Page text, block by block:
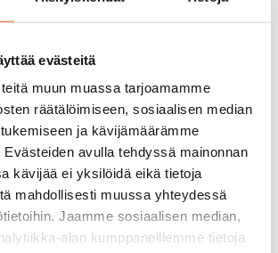
evästeitä
muun muassa tarjoamamme
räätälöimiseen, sosiaalisen median
ja kävijämäärämme
avulla tehdyssä mainonnan
kävijää ei yksilöidä eikä tietoja
mahdollisesti muussa yhteydessä
Jaamme sosiaalisen median,
alan kumppaneillemme tietoja
1 kk vuokra)
vuokraan